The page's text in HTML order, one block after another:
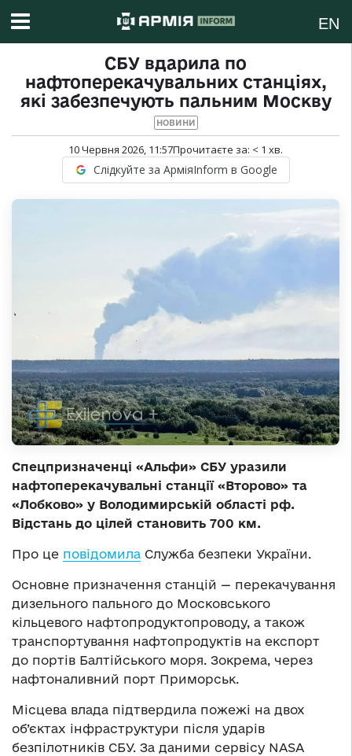
EN
СБУ вдарила по
нафтоперекачувальних станціях,
які забезпечують пальним Москву
НОВИНИ
10 Червня 2026, 11:57Прочитаєте за: < 1 хв.
Слідкуйте за АрміяInform в Google
Спецпризначенці «Альфи» СБУ уразили
нафтоперекачувальні станції «Второво» та
«Лобково» у Володимирській області рф.
Відстань до цілей становить 700 км.
Про це повідомила Служба безпеки України.
Основне призначення станцій — перекачування
дизельного пального до Московського
кільцевого нафтопродуктопроводу, а також
транспортування нафтопродуктів на експорт
до портів Балтійського моря. Зокрема, через
нафтоналивний порт Приморськ.
Місцева влада підтвердила пожежі на двох
об’єктах інфраструктури після ударів
безпілотників СБУ. За даними сервісу NASA